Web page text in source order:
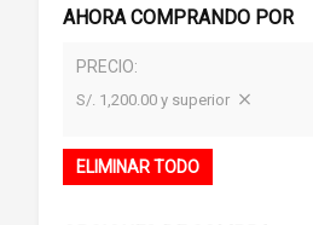
AHORA COMPRANDO POR
PRECIO
S/. 1,200.00 y superior
ELIMINAR TODO